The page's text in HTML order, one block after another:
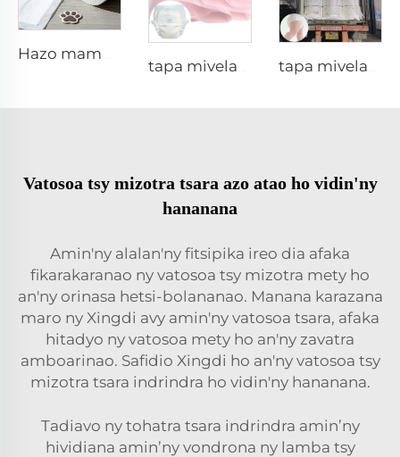
Vatosoa tsy mizotra tsara azo atao ho vidin'ny
hananana
Amin'ny alalan'ny fitsipika ireo dia afaka
fikarakaranao ny vatosoa tsy mizotra mety ho
an'ny orinasa hetsi-bolananao. Manana karazana
maro ny Xingdi avy amin'ny vatosoa tsara, afaka
hitadyo ny vatosoa mety ho an'ny zavatra
amboarinao. Safidio Xingdi ho an'ny vatosoa tsy
mizotra tsara indrindra ho vidin'ny hananana.
Tadiavo ny tohatra tsara indrindra amin’ny
hividiana amin’ny vondrona ny lamba tsy